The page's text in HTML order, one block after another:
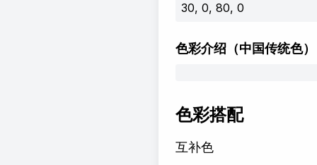
30, 0, 80, 0
色彩介绍 （中国传统色）
色彩搭配
互补色